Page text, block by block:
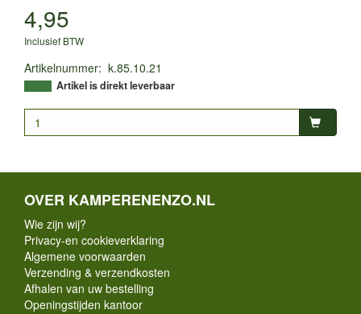
4,95
Inclusief BTW
Artikelnummer: k.85.10.21
Artikel is direkt leverbaar
OVER KAMPERENENZO.NL
Wie zijn wij?
Privacy-en cookieverklaring
Algemene voorwaarden
Verzending & verzendkosten
Afhalen van uw bestelling
Openingstijden kantoor